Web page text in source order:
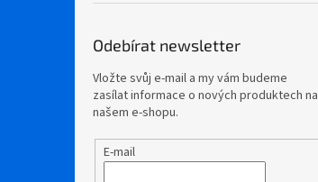
Odebírat newsletter
Vložte svůj e-mail a my vám budeme
zasílat informace o nových produktech na
našem e-shopu.
E-mail